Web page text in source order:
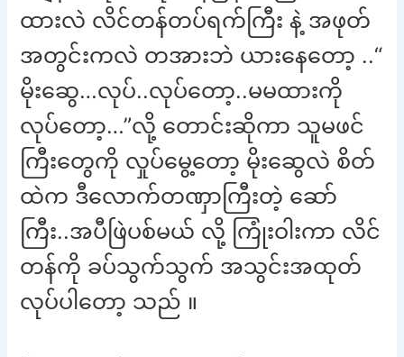
ထားလဲ လိင်တန်တပ်ရက်ကြီး နဲ့ အဖုတ်
အတွင်းကလဲ တအားဘဲ ယားနေတော့ ..“
မိုးဆွေ…လုပ်..လုပ်တော့..မမထားကို
လုပ်တော့…”လို့ တောင်းဆိုကာ သူမဖင်
ကြီးတွေကို လှုပ်မွေ့တော့ မိုးဆွေလဲ စိတ်
ထဲက ဒီလောက်တဏှာကြီးတဲ့ ဆော်
ကြီး..အပီဖြဲပစ်မယ် လို့ ကြုံးဝါးကာ လိင်
တန်ကို ခပ်သွက်သွက် အသွင်းအထုတ်
လုပ်ပါတော့ သည် ။